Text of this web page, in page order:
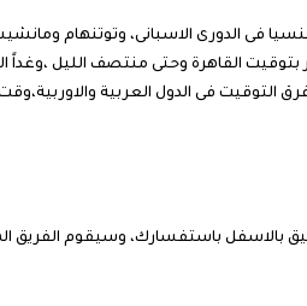
فى الدورى الاسبانى، وتوتنهام
بتوقيت القاهرة وحتى منتصف الليل ،وغداً
التوقيت فى الدول العربية
بالاسفل باستفسارك، وسيقوم الفريق